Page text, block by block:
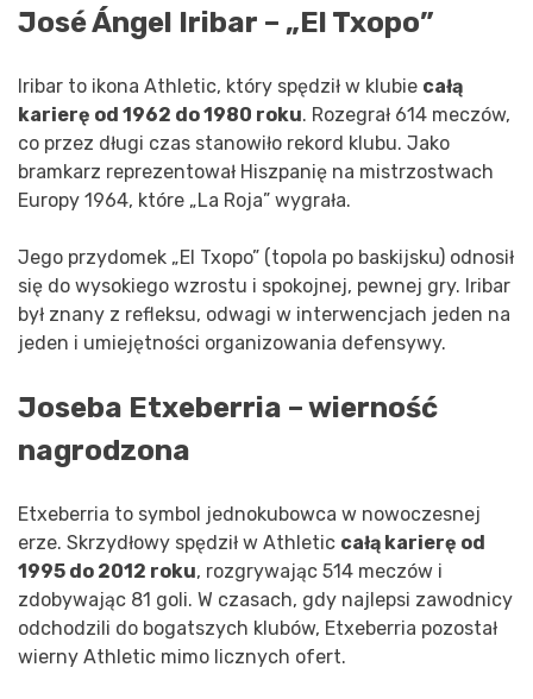
José Ángel Iribar – „El Txopo”
Iribar to ikona Athletic, który spędził w klubie całą
karierę od 1962 do 1980 roku. Rozegrał 614 meczów,
co przez długi czas stanowiło rekord klubu. Jako
bramkarz reprezentował Hiszpanię na mistrzostwach
Europy 1964, które „La Roja” wygrała.
Jego przydomek „El Txopo” (topola po baskijsku) odnosił
się do wysokiego wzrostu i spokojnej, pewnej gry. Iribar
był znany z refleksu, odwagi w interwencjach jeden na
jeden i umiejętności organizowania defensywy.
Joseba Etxeberria – wierność
nagrodzona
Etxeberria to symbol jednokubowca w nowoczesnej
erze. Skrzydłowy spędził w Athletic całą karierę od
1995 do 2012 roku, rozgrywając 514 meczów i
zdobywając 81 goli. W czasach, gdy najlepsi zawodnicy
odchodzili do bogatszych klubów, Etxeberria pozostał
wierny Athletic mimo licznych ofert.